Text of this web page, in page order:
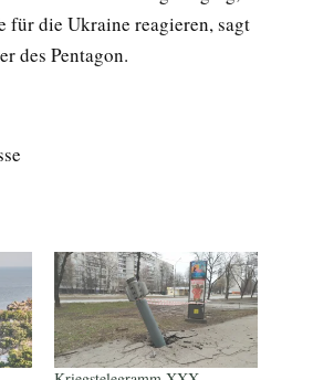
die Ukraine reagieren, sagt
des Pentagon.